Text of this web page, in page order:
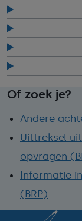
Of zoek je?
Andere
Uittreksel
opvragen
Informatie
(BRP)